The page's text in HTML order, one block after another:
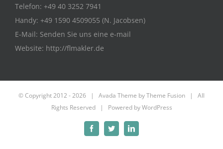
Telefon: +49 40 3252 7941
Handy: +49 1590 4509055 (N. Jacobsen)
E-Mail: Senden Sie uns eine e-mail
Website: http://flmakler.de
© Copyright 2012 -2026 | Avada Theme byTheme Fusion | All
Rights Reserved | Powered byWordPress
FacebookTwitterLinkedIn